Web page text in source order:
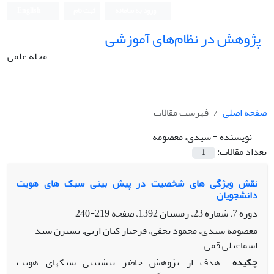
پژوهش در نظام‌های آموزشی
مجله علمی
صفحه اصلی
فهرست مقالات
نویسنده =سیدی، معصومه
تعداد مقالات:
1
نقش ویژگی های شخصیت در پیش بینی سبک های هویت
دانشجویان
دوره 7، شماره 23، زمستان 1392، صفحه
219-240
معصومه سیدی، محمود نجفی، فرحناز کیان ارثی، نسترن سید
اسماعیلی قمی
چکیده
هدف از پژوهش حاضر پیشبینی سبکهای هویت